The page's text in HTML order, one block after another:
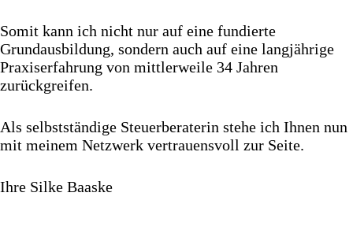
Somit kann ich nicht nur auf eine fundierte
Grundausbildung, sondern auch auf eine langjährige
Praxiserfahrung von mittlerweile 34 Jahren
zurückgreifen.
Als selbstständige Steuerberaterin stehe ich Ihnen nun
mit meinem Netzwerk vertrauensvoll zur Seite.
Ihre Silke Baaske